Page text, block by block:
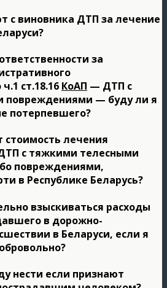
с виновника ДТП за лечение
за
ст.18.16 КоАП — ДТП с
повреждениями — буду ли я
потерпевшего?
стоимость лечения
с тяжкими телесными
повреждениями,
в Республике Беларусь?
взыскиваться расходы
в дорожно-
в Беларуси, если я
нести если признают